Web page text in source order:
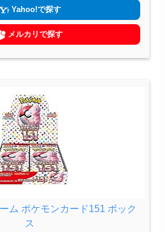
Yahoo!で探す
メルカリで探す
ム ポケモンカード151 ボック
ス